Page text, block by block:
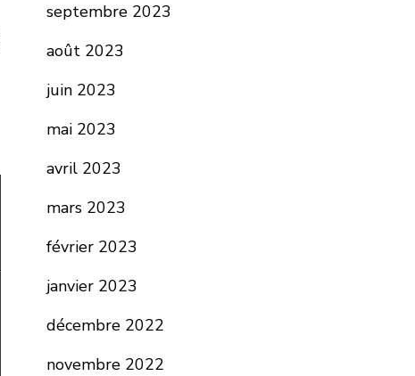
septembre 2023
août 2023
juin 2023
mai 2023
avril 2023
mars 2023
février 2023
janvier 2023
décembre 2022
novembre 2022